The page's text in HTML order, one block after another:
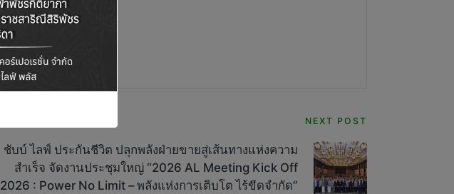
NEXT POST
ชับบ์ ไลฟ์ ประกันชีวิต ปลุกพลังฝ่ายขายสู่เส้นทางแห่งความ
สำเร็จ จัดงานประชุมใหญ่ “2026 AL Meeting Kick Off
2026 : Power No Limit – พลังแห่งการเติบโต ไร้ขีดจำกัด”